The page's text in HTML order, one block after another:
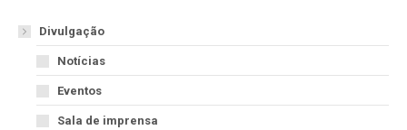
Divulgação
Notícias
Eventos
Sala de imprensa